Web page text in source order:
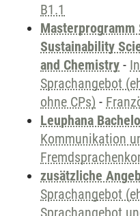
B1.1
Sustainability
and Chemistry -
Sprachangebot
ohne CPs) -
Leuphana
Kommunikation
zusätzliche
Sprachangebot
Sprachangebot